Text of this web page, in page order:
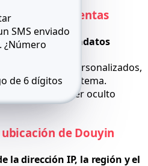
SMS enviado
¿Número
de 6 dígitos
Llámame
de las cuentas
y metadatos
bots personalizados,
del sistema.
intentó mantener oculto
de Douyin
la dirección IP, la región y el